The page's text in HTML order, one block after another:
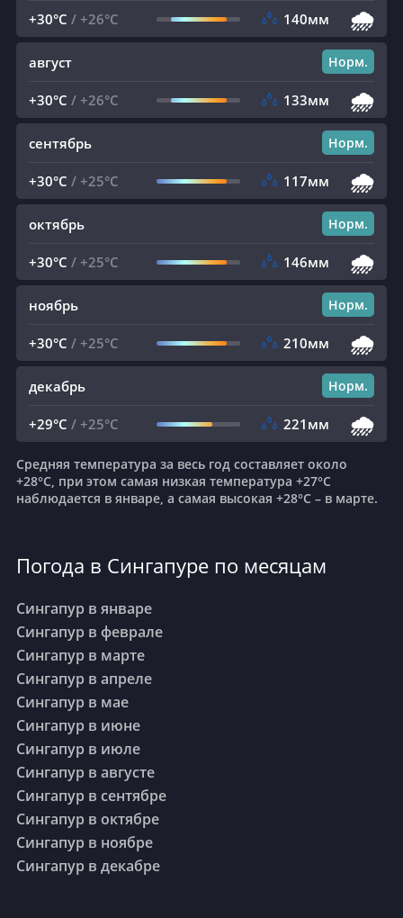
+30°C / +26°C 140мм 🌧️
август Норм.
+30°C / +26°C 133мм 🌧️
сентябрь Норм.
+30°C / +25°C 117мм 🌧️
октябрь Норм.
+30°C / +25°C 146мм 🌧️
ноябрь Норм.
+30°C / +25°C 210мм 🌧️
декабрь Норм.
+29°C / +25°C 221мм 🌧️
Средняя температура за весь год составляет около
+28°C, при этом самая низкая температура +27°C
наблюдается в январе, а самая высокая +28°C – в марте.
Погода в Сингапуре по месяцам
Сингапур в январе
Сингапур в феврале
Сингапур в марте
Сингапур в апреле
Сингапур в мае
Сингапур в июне
Сингапур в июле
Сингапур в августе
Сингапур в сентябре
Сингапур в октябре
Сингапур в ноябре
Сингапур в декабре